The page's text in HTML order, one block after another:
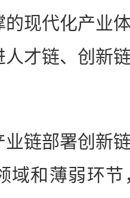
的现代化产业
才链、创新
部署创新链
域和薄弱环